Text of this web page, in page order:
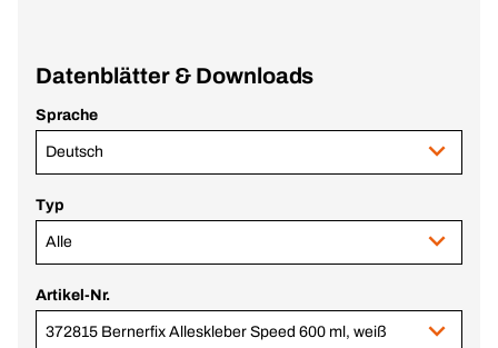
Datenblätter & Downloads
Sprache
Deutsch
Typ
Alle
Artikel-Nr.
372815 Bernerfix Alleskleber Speed 600 ml, weiß